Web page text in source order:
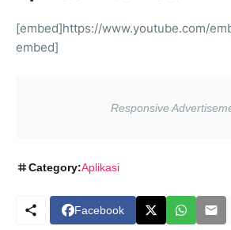
[embed]https://www.youtube.com/
embed]
Category:Aplikasi
Facebook